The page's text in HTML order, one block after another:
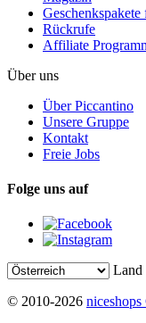
Rückrufe
Affiliate
Über uns
Über Piccantino
Unsere Gruppe
Kontakt
Freie Jobs
Folge uns auf
Land
© 2010-2026